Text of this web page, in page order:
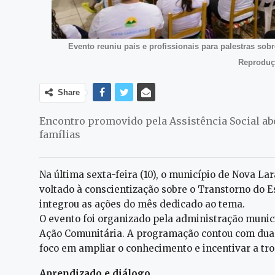
Evento reuniu pais e profissionais para palestras
Share
Encontro promovido pela Assistência Social
famílias
Na última sexta-feira (10), o município de Nova
voltado à conscientização sobre o Transtorno
integrou as ações do mês dedicado ao tema.
O evento foi organizado pela administração
Ação Comunitária. A programação contou com
foco em ampliar o conhecimento e incentivar a